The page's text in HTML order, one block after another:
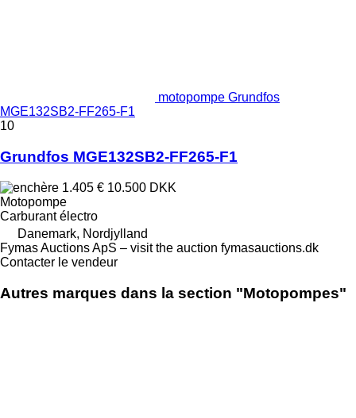
motopompe Grundfos
MGE132SB2-FF265-F1
10
Grundfos MGE132SB2-FF265-F1
1.405 € 10.500 DKK
Motopompe
Carburant électro
Danemark, Nordjylland
Fymas Auctions ApS – visit the auction fymasauctions.dk
Contacter le vendeur
Autres marques dans la section "Motopompes"